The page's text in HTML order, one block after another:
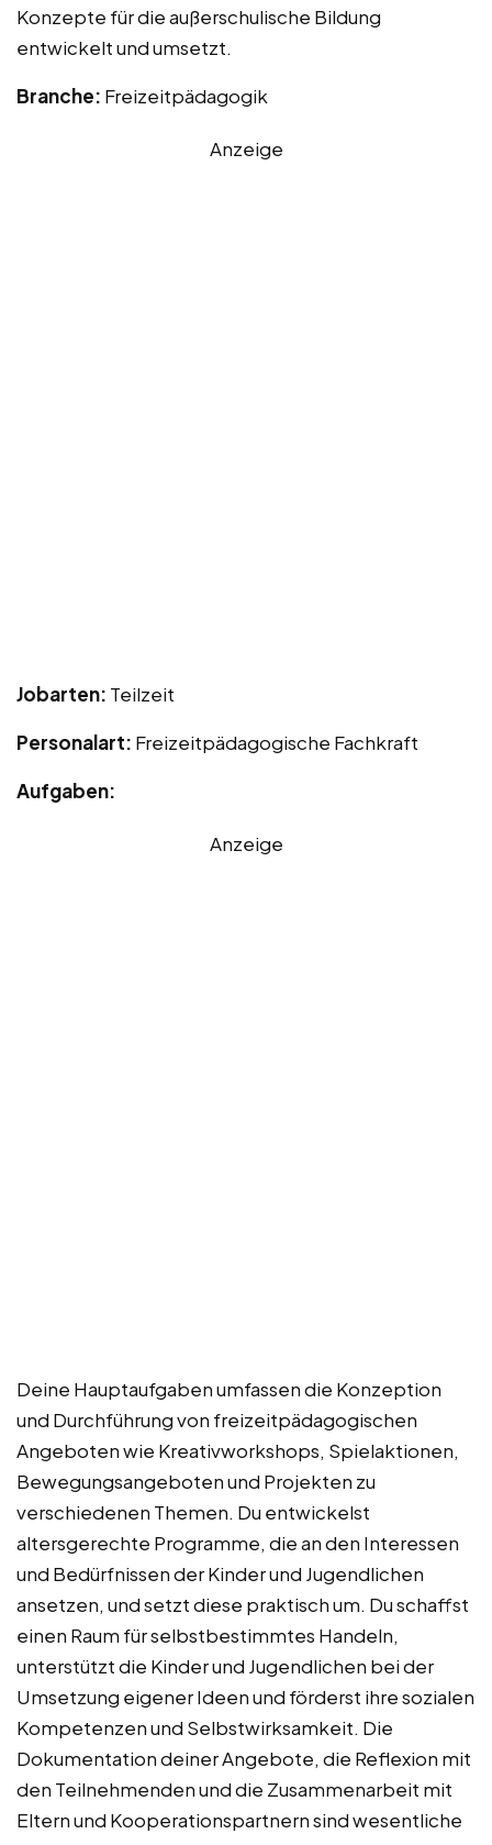
Konzepte für die außerschulische Bildung
entwickelt und umsetzt.
Branche: Freizeitpädagogik
Anzeige
Jobarten: Teilzeit
Personalart: Freizeitpädagogische Fachkraft
Aufgaben:
Anzeige
Deine Hauptaufgaben umfassen die Konzeption
und Durchführung von freizeitpädagogischen
Angeboten wie Kreativworkshops, Spielaktionen,
Bewegungsangeboten und Projekten zu
verschiedenen Themen. Du entwickelst
altersgerechte Programme, die an den Interessen
und Bedürfnissen der Kinder und Jugendlichen
ansetzen, und setzt diese praktisch um. Du schaffst
einen Raum für selbstbestimmtes Handeln,
unterstützt die Kinder und Jugendlichen bei der
Umsetzung eigener Ideen und förderst ihre sozialen
Kompetenzen und Selbstwirksamkeit. Die
Dokumentation deiner Angebote, die Reflexion mit
den Teilnehmenden und die Zusammenarbeit mit
Eltern und Kooperationspartnern sind wesentliche